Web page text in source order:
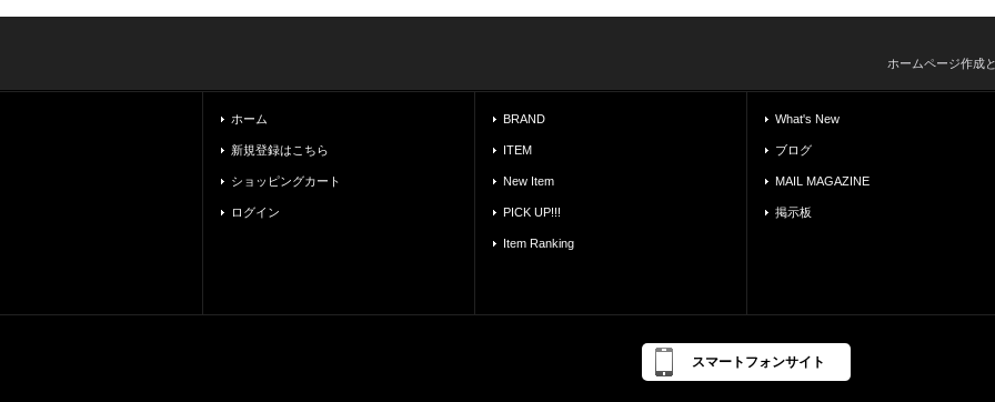
ホームページ作成
ホーム
新規登録はこちら
ショッピングカート
ログイン
BRAND
ITEM
New Item
PICK UP!!!
Item Ranking
What's New
ブログ
MAIL MAGAZINE
掲示板
スマートフォンサイト